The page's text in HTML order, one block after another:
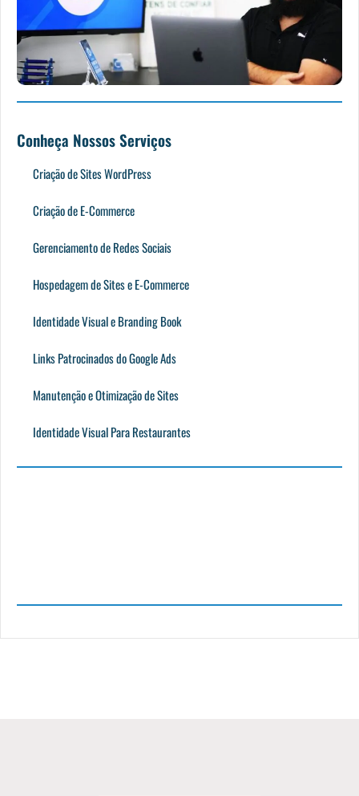
Conheça Nossos Serviços
Criação de Sites WordPress
Criação de E-Commerce
Gerenciamento de Redes Sociais
Hospedagem de Sites e E-Commerce
Identidade Visual e Branding Book
Links Patrocinados do Google Ads
Manutenção e Otimização de Sites
Identidade Visual Para Restaurantes